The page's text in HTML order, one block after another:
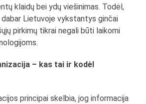
klaidų bei ydų viešinimas. Todėl,
dabar Lietuvoje vykstantys ginčai
pirkimų tikrai negali būti laikomi
– kas tai ir kodėl
principai skelbia, jog informacija